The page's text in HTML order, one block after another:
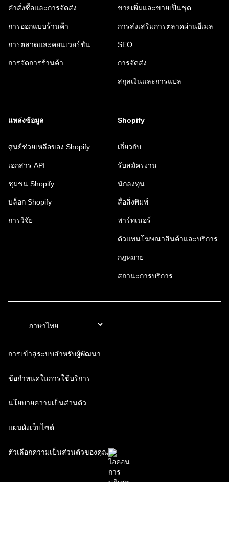
คำสั่งซื้อและการจัดส่ง
การออกแบบร้านค้า
การตลาดและคอนเวอร์ชัน
การจัดการร้านค้า
ขายเพิ่มและขายเป็นชุด
การส่งเสริมการตลาดผ่านอีเมล
SEO
การจัดส่ง
สกุลเงินและการแปล
แหล่งข้อมูล
ศูนย์ช่วยเหลือของ Shopify
เอกสาร API
ชุมชน Shopify
บล็อก Shopify
การวิจัย
Shopify
เกี่ยวกับ
รับสมัครงาน
นักลงทุน
สื่อสิ่งพิมพ์
พาร์ทเนอร์
ตัวแทนโฆษณาสินค้าและบริการ
กฎหมาย
สถานะการบริการ
การเข้าสู่ระบบสำหรับผู้พัฒนา
ข้อกำหนดในการใช้บริการ
นโยบายความเป็นส่วนตัว
แผนผังเว็บไซต์
ตัวเลือกความเป็นส่วนตัวของคุณ